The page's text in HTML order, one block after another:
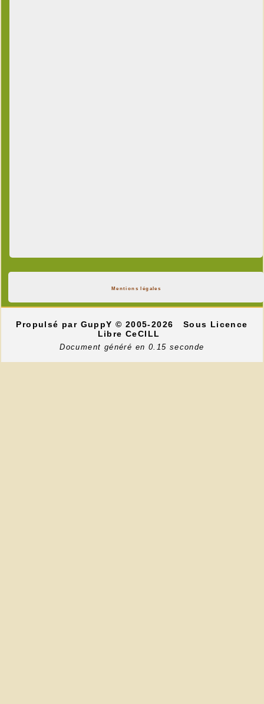
Mentions légales
Propulsé par GuppY© 2005-2026
Sous Licence
Libre CeCILL
Document généré en 0.15 seconde